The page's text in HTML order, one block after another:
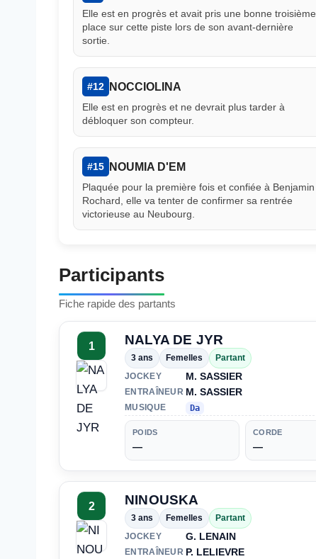
Elle est en progrès et avait pris une bonne troisième
place sur cette piste lors de son avant-dernière
sortie.
#12 NOCCIOLINA
Elle est en progrès et ne devrait plus tarder à
débloquer son compteur.
#15 NOUMIA D'EM
Plaquée pour la première fois et confiée à Benjamin
Rochard, elle va tenter de confirmer sa rentrée
victorieuse au Neubourg.
Participants
Fiche rapide des partants
1 NALYA DE JYR
3 ans Femelles
Partant
JOCKEY
M. SASSIER
ENTRAÎNEUR M. SASSIER
MUSIQUE Da
POIDS
—
CORDE
—
2 NINOUSKA
3 ans Femelles
Partant
JOCKEY
G. LENAIN
ENTRAÎNEUR P. LELIEVRE